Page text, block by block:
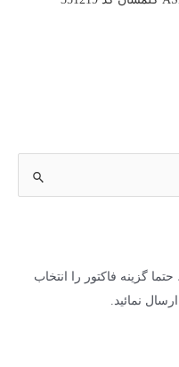
گزینه فاکتور را انتخاب
نمائید.